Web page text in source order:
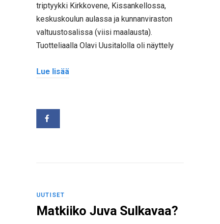
triptyykki Kirkkovene, Kissankellossa,
keskuskoulun aulassa ja kunnanviraston
valtuustosalissa (viisi maalausta).
Tuotteliaalla Olavi Uusitalolla oli näyttely
Lue lisää
UUTISET
Matkiiko Juva Sulkavaa?